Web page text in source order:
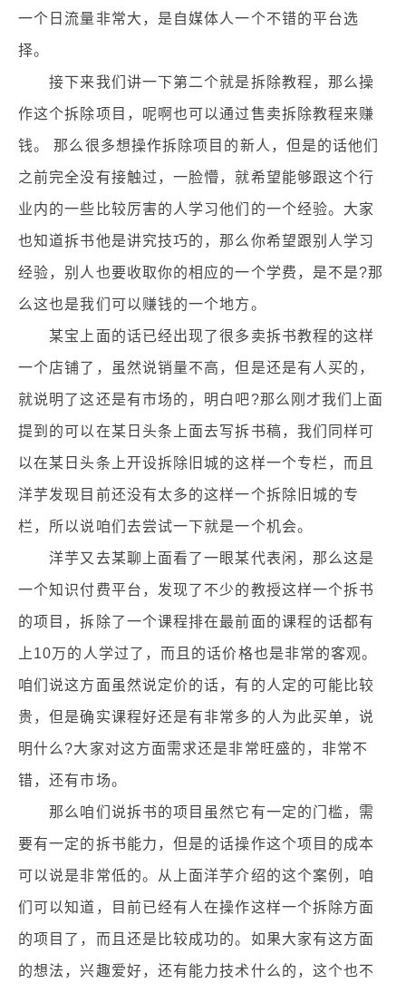
一个日流量非常大，是自媒体人一个不错的平台选
择。
接下来我们讲一下第二个就是拆除教程，那么操
作这个拆除项目，呢啊也可以通过售卖拆除教程来赚
钱。 那么很多想操作拆除项目的新人，但是的话他们
之前完全没有接触过，一脸懵，就希望能够跟这个行
业内的一些比较厉害的人学习他们的一个经验。大家
也知道拆书他是讲究技巧的，那么你希望跟别人学习
经验，别人也要收取你的相应的一个学费，是不是?那
么这也是我们可以赚钱的一个地方。
某宝上面的话已经出现了很多卖拆书教程的这样
一个店铺了，虽然说销量不高，但是还是有人买的，
就说明了这还是有市场的，明白吧?那么刚才我们上面
提到的可以在某日头条上面去写拆书稿，我们同样可
以在某日头条上开设拆除旧城的这样一个专栏，而且
洋芋发现目前还没有太多的这样一个拆除旧城的专
栏，所以说咱们去尝试一下就是一个机会。
洋芋又去某聊上面看了一眼某代表闲，那么这是
一个知识付费平台，发现了不少的教授这样一个拆书
的项目，拆除了一个课程排在最前面的课程的话都有
上10万的人学过了，而且的话价格也是非常的客观。
咱们说这方面虽然说定价的话，有的人定的可能比较
贵，但是确实课程好还是有非常多的人为此买单，说
明什么?大家对这方面需求还是非常旺盛的，非常不
错，还有市场。
那么咱们说拆书的项目虽然它有一定的门槛，需
要有一定的拆书能力，但是的话操作这个项目的成本
可以说是非常低的。从上面洋芋介绍的这个案例，咱
们可以知道，目前已经有人在操作这样一个拆除方面
的项目了，而且还是比较成功的。如果大家有这方面
的想法，兴趣爱好，还有能力技术什么的，这个也不